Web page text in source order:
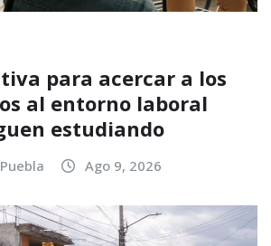
para acercar a los
al entorno laboral
estudiando
Ago 9, 2026